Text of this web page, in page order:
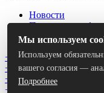
Новости
Политика
Контакты
+375 (44) 503-06-22
+375 (44) 765-10-33
+375 (17) 320-03-02
+375 (44) 740-65-71
Мы используем
Используем
вашего согласия —
Подробнее